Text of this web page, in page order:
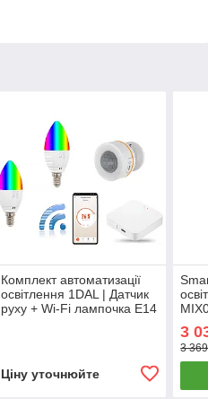
Комплект автоматизації
освітлення 1DAL | Датчик
руху + Wi-Fi лампочка E14
Ціну уточнюйте
3
3